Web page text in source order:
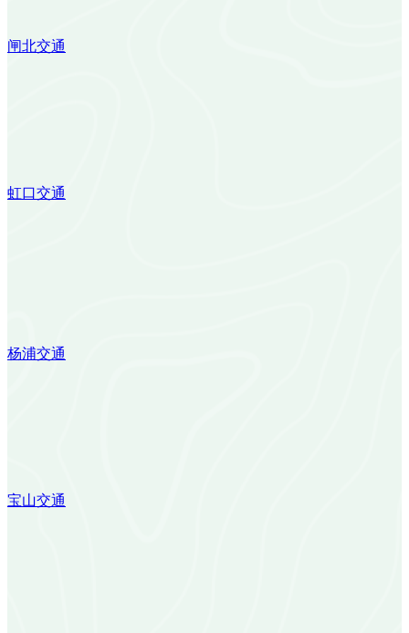
闸北交通
虹口交通
杨浦交通
宝山交通